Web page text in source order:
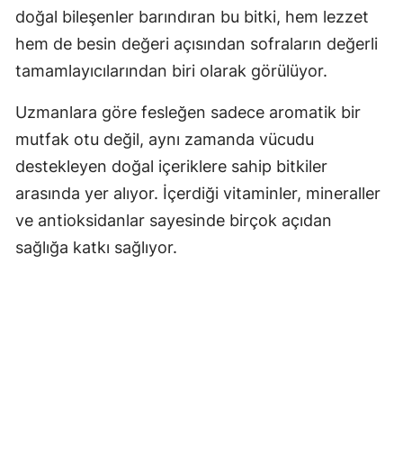
doğal bileşenler barındıran bu bitki, hem lezzet
hem de besin değeri açısından sofraların değerli
tamamlayıcılarından biri olarak görülüyor.
Uzmanlara göre fesleğen sadece aromatik bir
mutfak otu değil, aynı zamanda vücudu
destekleyen doğal içeriklere sahip bitkiler
arasında yer alıyor. İçerdiği vitaminler, mineraller
ve antioksidanlar sayesinde birçok açıdan
sağlığa katkı sağlıyor.